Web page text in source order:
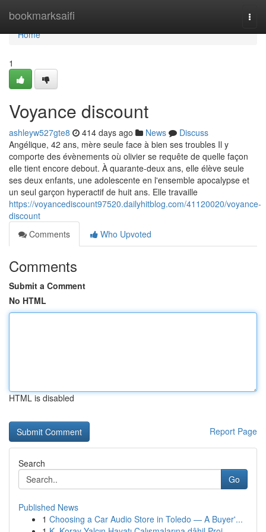
bookmarksaifi
Home
Home
1
Voyance discount
ashleyw527gte8 414 days ago News
Discuss
Angélique, 42 ans, mère seule face à bien ses troubles Il y
comporte des évènements où olivier se requête de quelle façon
elle tient encore debout. À quarante-deux ans, elle élève seule
ses deux enfants, une adolescente en l'ensemble apocalypse et
un seul garçon hyperactif de huit ans. Elle travaille
https://voyancediscount97520.dailyhitblog.com/41120020/voyance-
discount
Comments
Who Upvoted
Comments
Submit a Comment
No HTML
HTML is disabled
Report Page
Search
Go
Published News
1 Choosing a Car Audio Store in Toledo — A Buyer'...